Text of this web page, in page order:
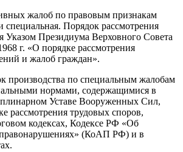
жалоб по правовым признакам
специальная. Порядок рассмотрения
Указом Президиума Верховного Совета
г. «О порядке рассмотрения
и жалоб граждан».
производства по специальным жалобам
нормами, содержащимися в
Уставе Вооруженных Сил,
рассмотрения трудовых споров,
кодексах, Кодексе РФ «Об
(КоАП РФ) и в